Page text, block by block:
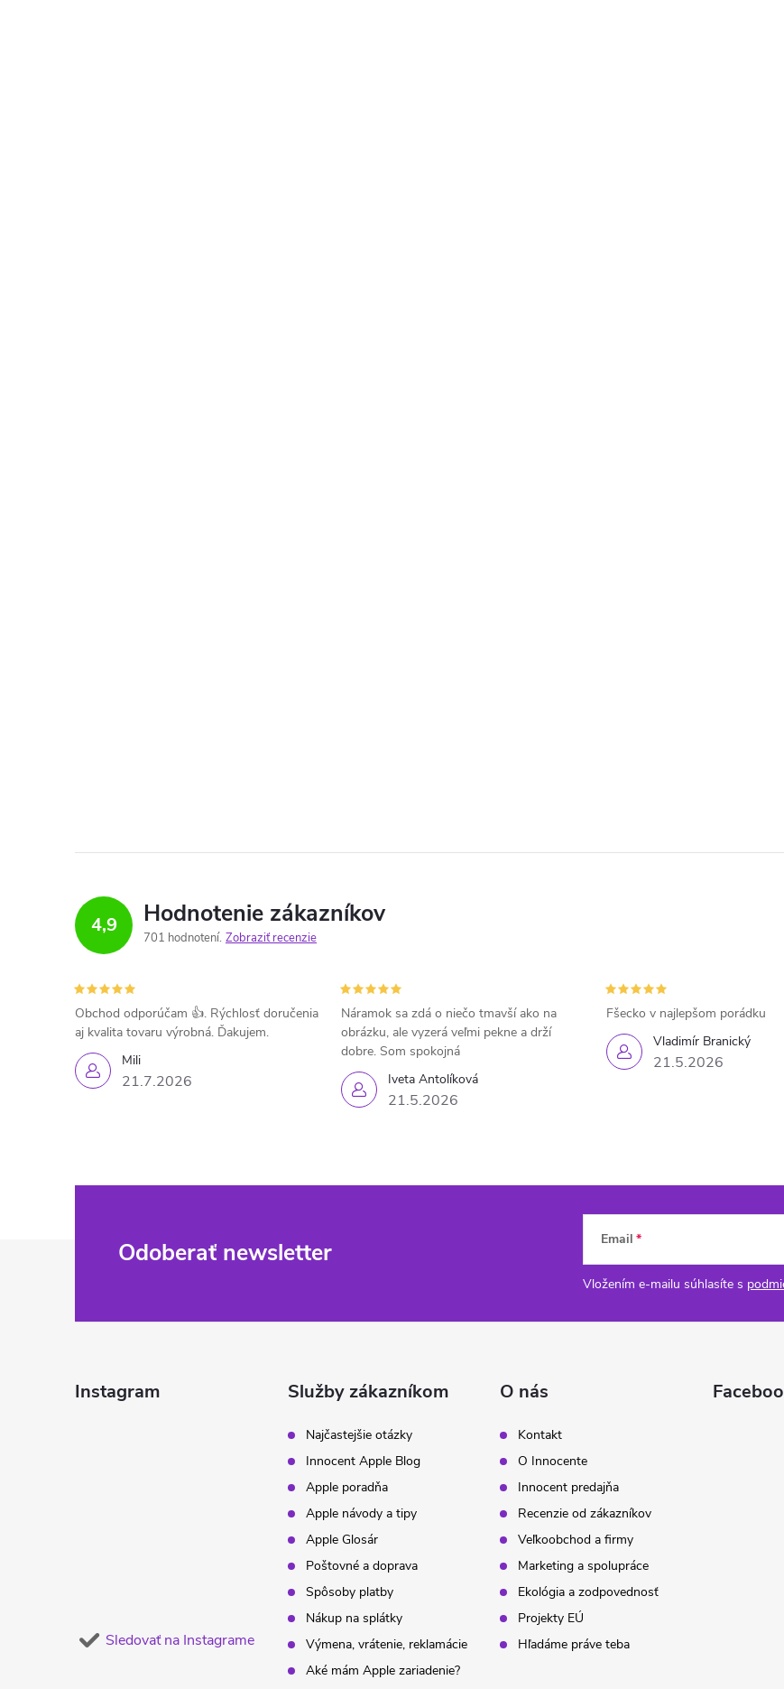
4,9 Hodnotenie zákazníkov
701 hodnotení Zobraziť recenzie
Mili
21.7.2026
Obchod odporúčam 👍. Rýchlosť doručenia
aj kvalita tovaru výrobná. Ďakujem.
Iveta Antolíková
21.5.2026
Náramok sa zdá o niečo tmavší ako na
obrázku, ale vyzerá veľmi pekne a drží
dobre. Som spokojná
Vladimír Branický
21.5.2026
Fšecko v najlepšom porádku
Odoberať newsletter Email
Vložením e-mailu súhlasíte s
Instagram
Sledovať na Instagrame
Služby zákazníkom
Najčastejšie otázky
Innocent Apple Blog
Apple poradňa
Apple návody a tipy
Apple Glosár
Poštovné a doprava
Spôsoby platby
Nákup na splátky
Výmena, vrátenie, reklamácie
Aké mám Apple zariadenie?
O nás
Kontakt
O Innocente
Innocent predajňa
Recenzie od zákazníkov
Veľkoobchod a firmy
Marketing a spolupráce
Ekológia a zodpovednosť
Projekty EÚ
Hľadáme práve teba